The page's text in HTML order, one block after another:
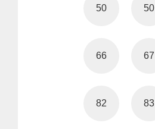
50 50
66 67
82 83